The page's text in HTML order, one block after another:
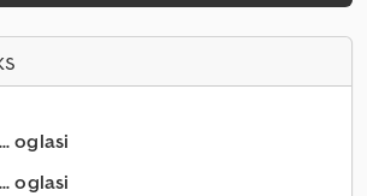
oglasi
oglasi